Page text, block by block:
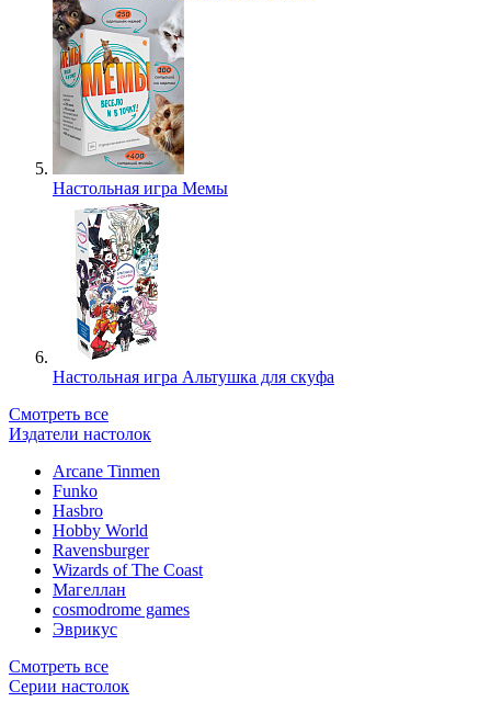
Настольная игра Мемы
Настольная игра Альтушка для скуфа
Смотреть все
Издатели настолок
Arcane Tinmen
Funko
Hasbro
Hobby World
Ravensburger
Wizards of The Coast
Магеллан
сosmodrome games
Эврикус
Смотреть все
Серии настолок